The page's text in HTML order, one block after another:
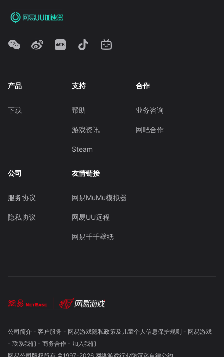
产品
下载
支持
帮助
游戏资讯
Steam
合作
业务咨询
网吧合作
公司
服务协议
隐私协议
友情链接
网易MuMu模拟器
网易UU远程
网易千千壁纸
公司简介- 客户服务 - 网易游戏隐私政策及儿童个人信息保护规则 - 网易游戏
- 联系我们 - 商务合作- 加入我们
网易公司版权所有 ©1997-2026 网络游戏行业防沉迷自律公约